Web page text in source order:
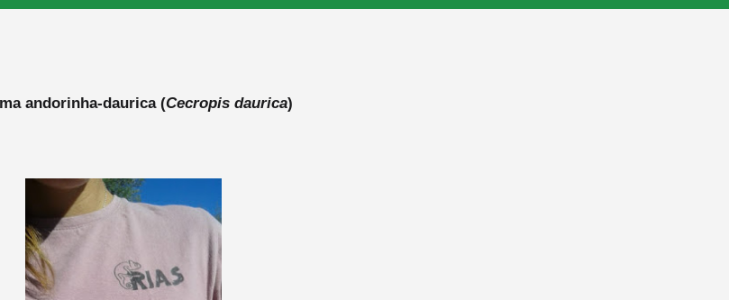
andorinha-daurica (Cecropis daurica)